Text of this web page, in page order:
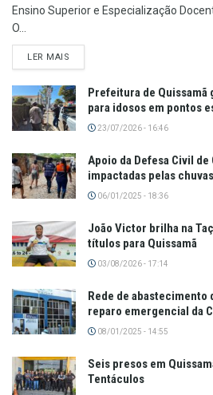
Ensino Superior e Especialização
O...
LER MAIS
Prefeitura de Quissamã
para idosos em pontos
23/07/2026 - 16:46
Apoio da Defesa Civil
impactadas pelas chuvas
06/01/2025 - 18:36
João Victor brilha na
títulos para Quissamã
03/08/2026 - 17:14
Rede de abastecimento
reparo emergencial da
08/01/2025 - 14:55
Seis presos em
Tentáculos